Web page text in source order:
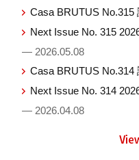
Casa BRUTUS No.315
Next Issue No. 315
— 2026.05.08
Casa BRUTUS No.314
Next Issue No. 314
— 2026.04.08